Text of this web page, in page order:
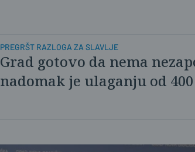
PREGRŠT RAZLOGA ZA SLAVLJE
Grad gotovo da nema
nadomak je ulaganju od